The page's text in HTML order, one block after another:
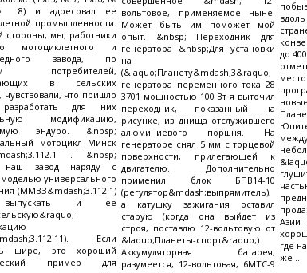
и адресовал ее
промышленности.
стороны, мы, работники
мотоциклетного и
завода, по
потребителей,
в сельских
чувствовали, что пришло
для них
модификацию,
эндуро. &nbsp;
мотоцикл Минск
. &nbsp;
наш завод наряду с
моделью универсального
(ММВЗ&mdash;3.112.1)
и ее
Если
шире, это хороший
пример для
вольтовое, применяемое ныне.
Может быть им поможет мой
опыт. &nbsp; Переходник для
генератора &nbsp;Для установки
на
(&laquo;Планету&mdash;3&raquo;
генератора переменного тока 28
3701 мощностью 100 Вт я выточил
переходник, показанный на
рисунке, из днища отслужившего
алюминиевого поршня. На
генераторе снял 5 мм с торцевой
поверхности, прилегающей к
двигателю. Дополнительно
применил блок БПВ14-10
(регулятор&mdash;выпрямитель),
а катушку зажигания оставил
старую (когда она выйдет из
строя, поставлю 12-вольтовую от
&laquo;Планеты-спорт&raquo;).
Аккумуляторная батарея,
разумеется, 12-вольтовая, 6МТС-9
до
Азии
где
же ...